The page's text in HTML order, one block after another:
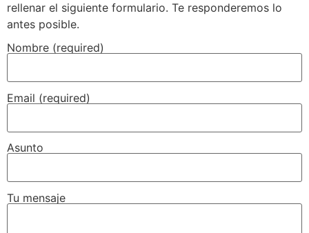
rellenar el siguiente formulario. Te responderemos lo
antes posible.
Nombre (required)
Email (required)
Asunto
Tu mensaje